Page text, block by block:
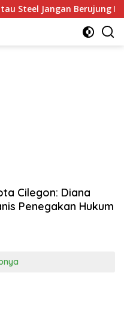
Steel Jangan Berujung
Cilegon: Diana
Penegakan Hukum